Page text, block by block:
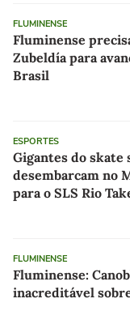
FLUMINENSE
Fluminense
Zubeldía para
Brasil
ESPORTES
Gigantes do
desembarcam no
para o SLS Rio
FLUMINENSE
Fluminense:
inacreditável